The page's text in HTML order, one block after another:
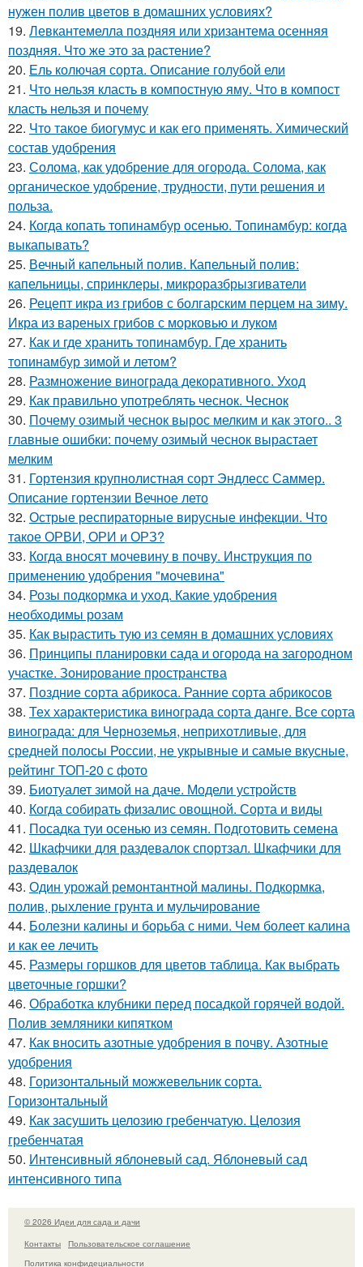
нужен полив цветов в домашних условиях?
19. Левкантемелла поздняя или хризантема осенняя
поздняя. Что же это за растение?
20. Ель колючая сорта. Описание голубой ели
21. Что нельзя класть в компостную яму. Что в компост
класть нельзя и почему
22. Что такое биогумус и как его применять. Химический
состав удобрения
23. Солома, как удобрение для огорода. Солома, как
органическое удобрение, трудности, пути решения и
польза.
24. Когда копать топинамбур осенью. Топинамбур: когда
выкапывать?
25. Вечный капельный полив. Капельный полив:
капельницы, спринклеры, микроразбрызгиватели
26. Рецепт икра из грибов с болгарским перцем на зиму.
Икра из вареных грибов с морковью и луком
27. Как и где хранить топинамбур. Где хранить
топинамбур зимой и летом?
28. Размножение винограда декоративного. Уход
29. Как правильно употреблять чеснок. Чеснок
30. Почему озимый чеснок вырос мелким и как этого.. 3
главные ошибки: почему озимый чеснок вырастает
мелким
31. Гортензия крупнолистная сорт Эндлесс Саммер.
Описание гортензии Вечное лето
32. Острые респираторные вирусные инфекции. Что
такое ОРВИ, ОРИ и ОРЗ?
33. Когда вносят мочевину в почву. Инструкция по
применению удобрения "мочевина"
34. Розы подкормка и уход. Какие удобрения
необходимы розам
35. Как вырастить тую из семян в домашних условиях
36. Принципы планировки сада и огорода на загородном
участке. Зонирование пространства
37. Поздние сорта абрикоса. Ранние сорта абрикосов
38. Тех характеристика винограда сорта данге. Все сорта
винограда: для Черноземья, неприхотливые, для
средней полосы России, не укрывные и самые вкусные,
рейтинг ТОП-20 с фото
39. Биотуалет зимой на даче. Модели устройств
40. Когда собирать физалис овощной. Сорта и виды
41. Посадка туи осенью из семян. Подготовить семена
42. Шкафчики для раздевалок спортзал. Шкафчики для
раздевалок
43. Один урожай ремонтантной малины. Подкормка,
полив, рыхление грунта и мульчирование
44. Болезни калины и борьба с ними. Чем болеет калина
и как ее лечить
45. Размеры горшков для цветов таблица. Как выбрать
цветочные горшки?
46. Обработка клубники перед посадкой горячей водой.
Полив земляники кипятком
47. Как вносить азотные удобрения в почву. Азотные
удобрения
48. Горизонтальный можжевельник сорта.
Горизонтальный
49. Как засушить целозию гребенчатую. Целозия
гребенчатая
50. Интенсивный яблоневый сад. Яблоневый сад
интенсивного типа
© 2026 Идеи для сада и дачи
Контакты
Пользовательское соглашение
Политика конфидециальности